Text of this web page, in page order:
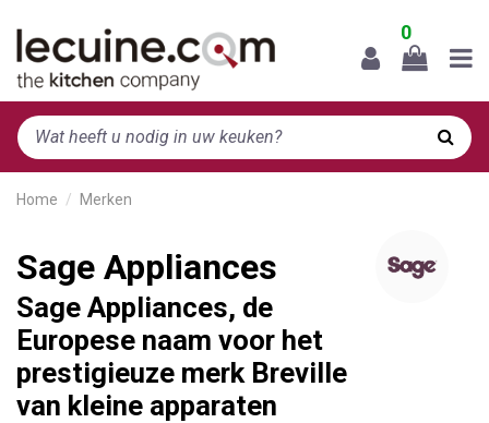
0
Home Merken
Sage Appliances
Sage Appliances, de
Europese naam voor het
prestigieuze merk Breville
van kleine apparaten